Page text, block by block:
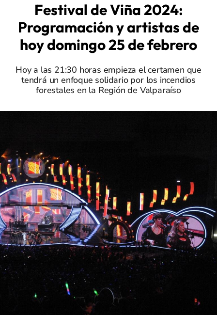
Festival de Viña 2024:
Programación y artistas de
hoy domingo 25 de febrero
Hoy a las 21:30 horas empieza el certamen que
tendrá un enfoque solidario por los incendios
forestales en la Región de Valparaíso